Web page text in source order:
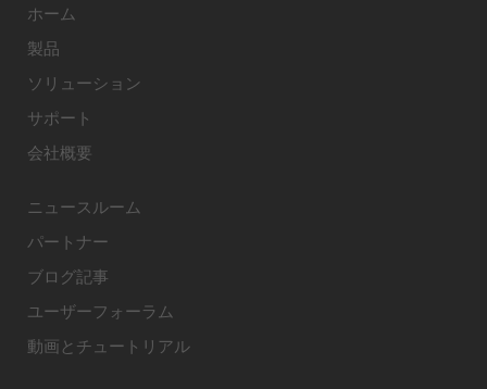
ホーム
製品
ソリューション
サポート
会社概要
ニュースルーム
パートナー
ブログ記事
ユーザーフォーラム
動画とチュートリアル